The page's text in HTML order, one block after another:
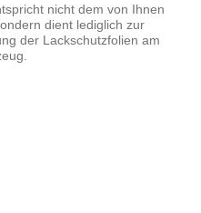
nicht dem von Ihnen
dient lediglich zur
der Lackschutzfolien am